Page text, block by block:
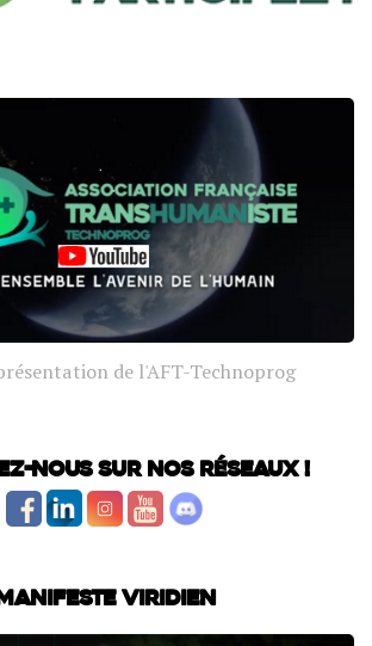
de l'AFT-Technoprog
nous sur nos réseaux !
Viridien